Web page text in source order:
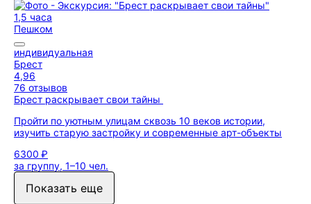
1,5 часа
Пешком
индивидуальная
Брест
4,96
76 отзывов
Брест раскрывает свои тайны
Пройти по уютным улицам сквозь 10 веков истории,
изучить старую застройку и современные арт-объекты
6300 ₽
за группу, 1–10 чел.
Показать еще